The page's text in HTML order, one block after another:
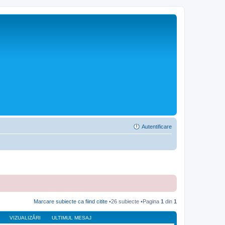
Autentificare
Marcare subiecte ca fiind citite •26 subiecte •Pagina 1 din 1
VIZUALIZĂRI ULTIMUL MESAJ